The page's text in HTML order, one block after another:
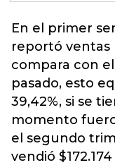
En el primer
reportó ventas
compara con
pasado, esto
39,42%, si se
momento
el segundo
vendió